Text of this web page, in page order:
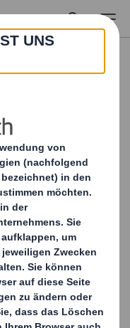
diese
anschließend mit